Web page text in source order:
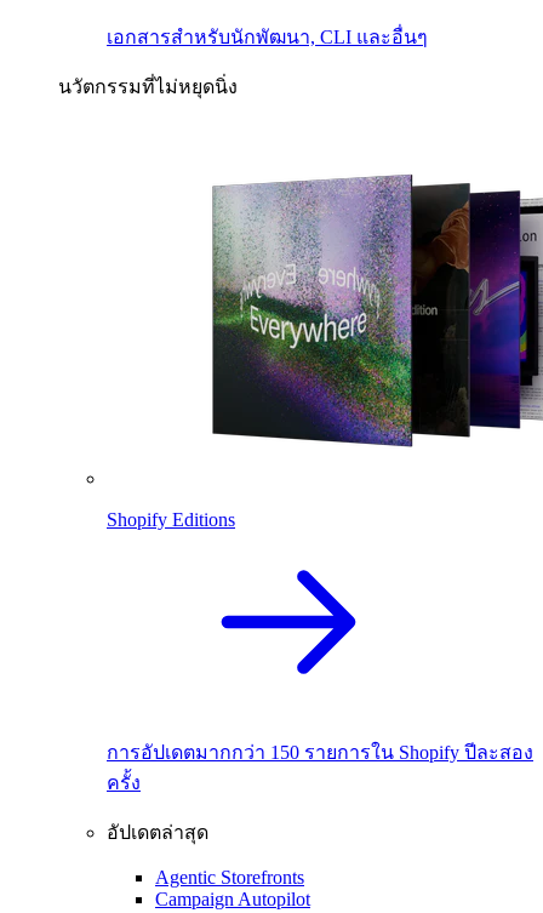
เอกสารสำหรับนักพัฒนา, CLI และอื่นๆ
นวัตกรรมที่ไม่หยุดนิ่ง
Shopify Editions
การอัปเดตมากกว่า 150 รายการใน Shopify ปีละสอง
ครั้ง
อัปเดตล่าสุด
Agentic Storefronts
Campaign Autopilot